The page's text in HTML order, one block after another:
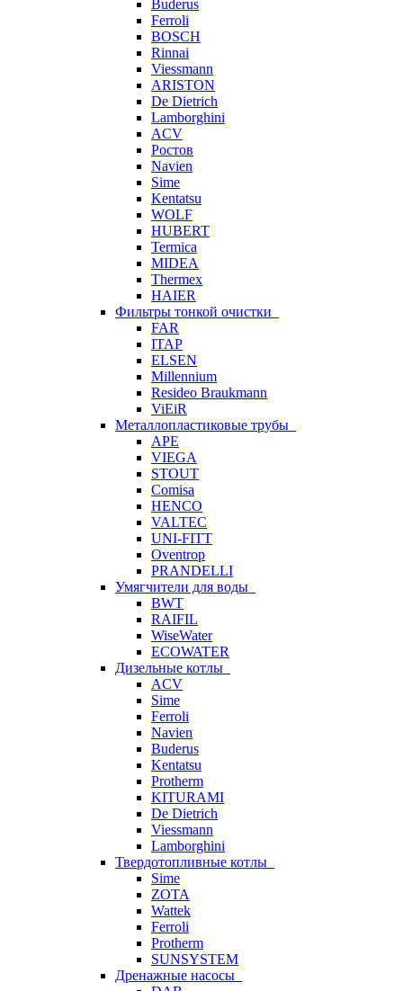
Buderus
Ferroli
BOSCH
Rinnai
Viessmann
ARISTON
De Dietrich
Lamborghini
ACV
Ростов
Navien
Sime
Kentatsu
WOLF
HUBERT
Termica
MIDEA
Thermex
HAIER
Фильтры тонкой очистки
FAR
ITAP
ELSEN
Millennium
Resideo Braukmann
ViEiR
Металлопластиковые трубы
APE
VIEGA
STOUT
Comisa
HENCO
VALTEC
UNI-FITT
Oventrop
PRANDELLI
Умягчители для воды
BWT
RAIFIL
WiseWater
ECOWATER
Дизельные котлы
ACV
Sime
Ferroli
Navien
Buderus
Kentatsu
Protherm
KITURAMI
De Dietrich
Viessmann
Lamborghini
Твердотопливные котлы
Sime
ZOTA
Wattek
Ferroli
Protherm
SUNSYSTEM
Дренажные насосы